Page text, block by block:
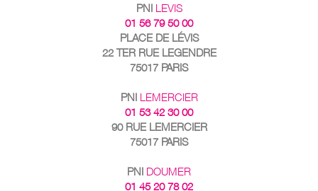
PNI LEVIS
01 56 79 50 00
PLACE DE LÉVIS
22 TER RUE LEGENDRE
75017 PARIS
PNI LEMERCIER
01 53 42 30 00
90 RUE LEMERCIER
75017 PARIS
PNI DOUMER
01 45 20 78 02